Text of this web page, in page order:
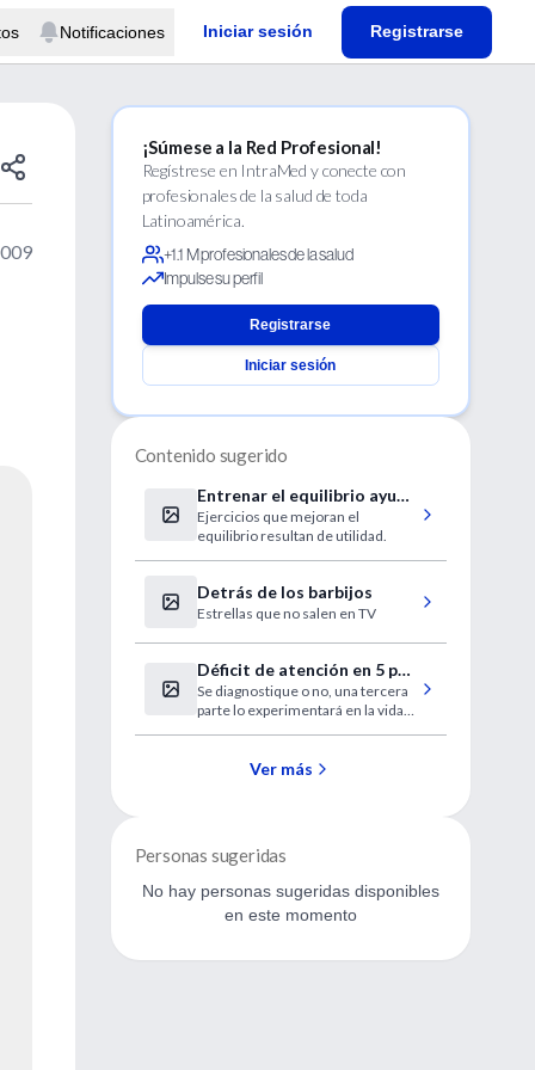
Notificaciones Iniciar sesión Registrarse
¡Súmese a la Red Profesional!
Regístrese en IntraMed y conecte con
profesionales de la salud de toda
Latinoamérica.
+1.1 M profesionales de la salud
Impulse su perfil
Registrarse
Iniciar sesión
Contenido sugerido
Entrenar el equilibrio ayuda
a prevenir los esguinces de
tobillo
Ejercicios que mejoran el
equilibrio resultan de utilidad.
Detrás de los barbijos
Estrellas que no salen en TV
Déficit de atención en 5 por
ciento de niños en
Latinoamérica
Se diagnostique o no, una tercera
parte lo experimentará en la vida
Ver más
Personas sugeridas
No hay personas sugeridas disponibles
en este momento